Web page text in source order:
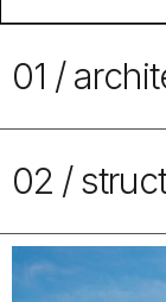
01 /
02 /